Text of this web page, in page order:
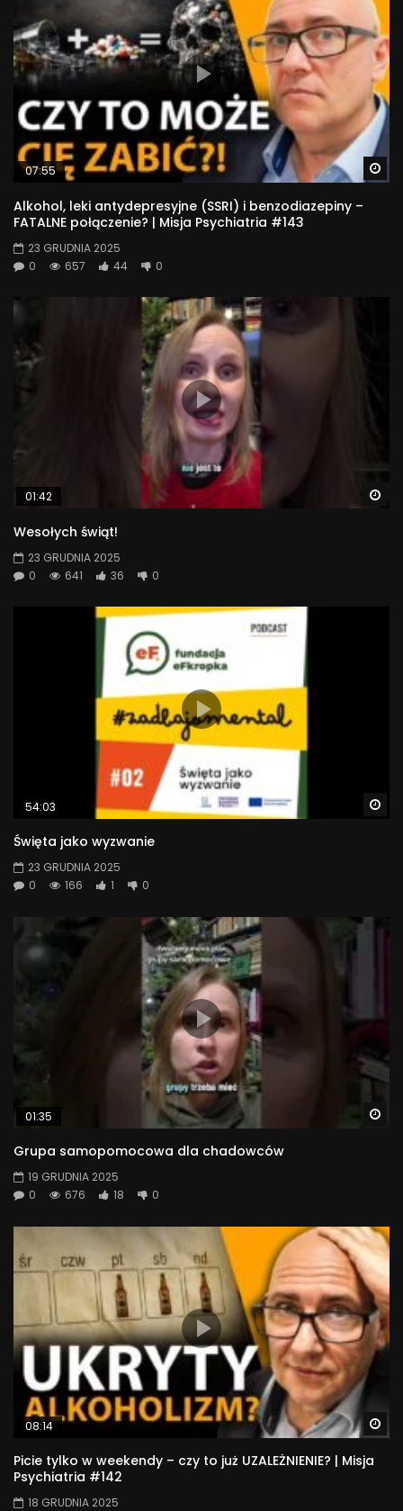
07:55
Alkohol, leki antydepresyjne (SSRI) i benzodiazepiny –
FATALNE połączenie? | Misja Psychiatria #143
23 GRUDNIA 2025
0
657 44 0
01:42
Wesołych świąt!
23 GRUDNIA 2025
0
641 36 0
54:03
Święta jako wyzwanie
23 GRUDNIA 2025
0
166 1 0
01:35
Grupa samopomocowa dla chadowców
19 GRUDNIA 2025
0
676 18 0
08:14
Picie tylko w weekendy – czy to już UZALEŻNIENIE? | Misja
Psychiatria #142
18 GRUDNIA 2025